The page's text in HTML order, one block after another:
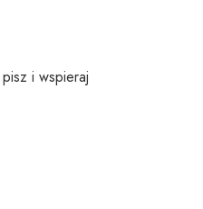
i wspieraj